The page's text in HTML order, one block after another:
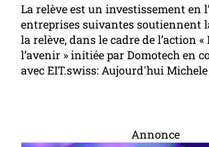
La relève est un investissement en
entreprises suivantes soutiennent
la relève, dans le cadre de l’action
l’avenir » initiée par Domotech en
avec EIT.swiss: Aujourd'hui
Annonce